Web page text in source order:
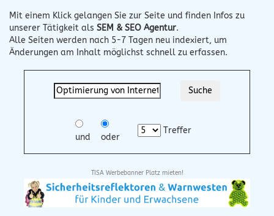
Mit einem Klick gelangen Sie zur Seite und finden Infos zu
unserer Tätigkeit als SEM & SEO Agentur.
Alle Seiten werden nach 5-7 Tagen neu indexiert, um
Änderungen am Inhalt möglichst schnell zu erfassen.
und oder
Treffer
TISA Werbebanner Platz mieten!